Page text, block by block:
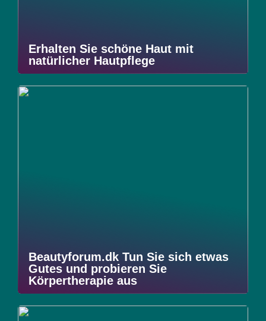
Erhalten Sie schöne Haut mit
natürlicher Hautpflege
Beautyforum.dk Tun Sie sich etwas
Gutes und probieren Sie
Körpertherapie aus